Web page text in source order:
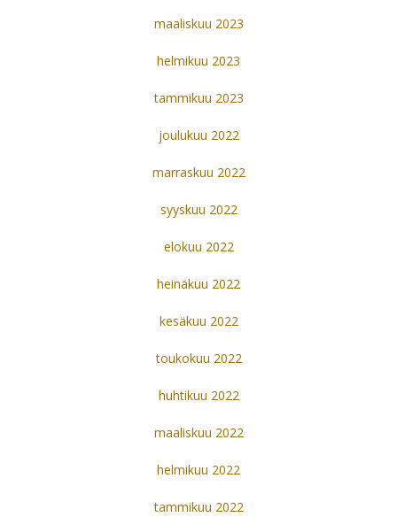
maaliskuu 2023
helmikuu 2023
tammikuu 2023
joulukuu 2022
marraskuu 2022
syyskuu 2022
elokuu 2022
heinäkuu 2022
kesäkuu 2022
toukokuu 2022
huhtikuu 2022
maaliskuu 2022
helmikuu 2022
tammikuu 2022